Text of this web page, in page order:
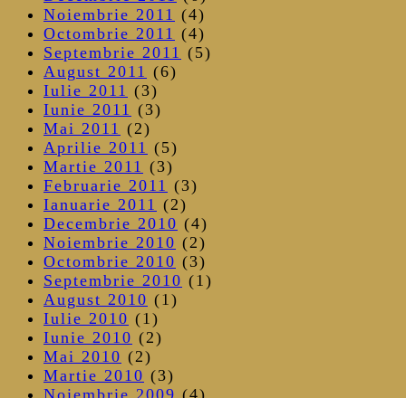
Noiembrie 2011 (4)
Octombrie 2011 (4)
Septembrie 2011 (5)
August 2011 (6)
Iulie 2011 (3)
Iunie 2011 (3)
Mai 2011 (2)
Aprilie 2011 (5)
Martie 2011 (3)
Februarie 2011 (3)
Ianuarie 2011 (2)
Decembrie 2010 (4)
Noiembrie 2010 (2)
Octombrie 2010 (3)
Septembrie 2010 (1)
August 2010 (1)
Iulie 2010 (1)
Iunie 2010 (2)
Mai 2010 (2)
Martie 2010 (3)